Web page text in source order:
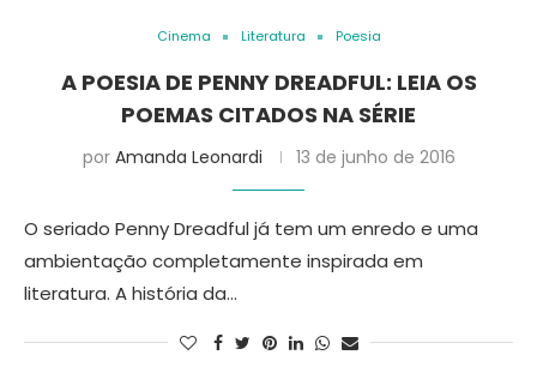
Cinema Literatura Poesia
A POESIA DE PENNY DREADFUL: LEIA OS
POEMAS CITADOS NA SÉRIE
por Amanda Leonardi 13 de junho de 2016
O seriado Penny Dreadful já tem um enredo e uma
ambientação completamente inspirada em
literatura. A história da…